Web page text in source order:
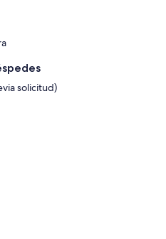
solicitud)